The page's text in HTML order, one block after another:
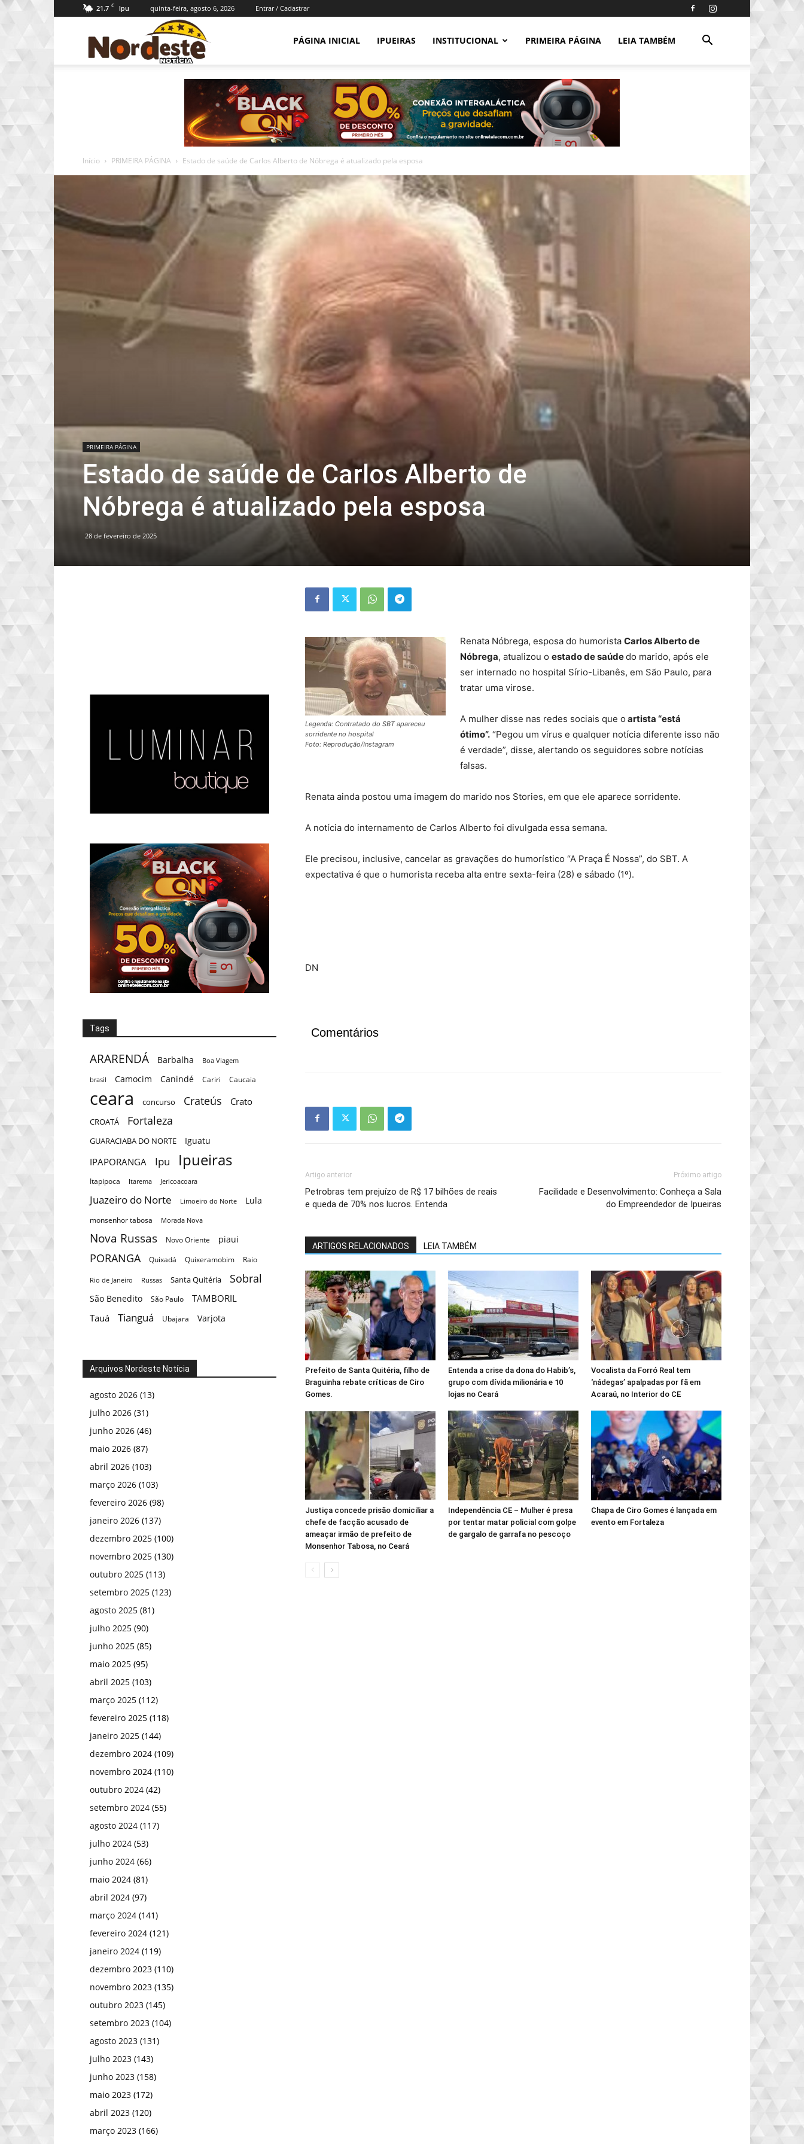
21.7 C Ipu quinta-feira, agosto 6, 2026 Entrar / Cadastrar
Notícia
PÁGINA INICIAL IPUEIRAS INSTITUCIONAL PRIMEIRA PÁGINA LEIA TAMBÉM
Início PRIMEIRA PÁGINA Estado de saúde de Carlos Alberto de Nóbrega é atualizado pela esposa
PRIMEIRA PÁGINA
Estado de saúde de Carlos Alberto de
Nóbrega é atualizado pela esposa
28 de fevereiro de 2025
Legenda: Contratado do SBT apareceu
sorridente no hospital
Foto: Reprodução/Instagram
Renata Nóbrega, esposa do humorista Carlos Alberto de
Nóbrega, atualizou o estado de saúdedo marido, após ele
ser internado no hospital Sírio-Libanês, em São Paulo, para
tratar uma virose.
A mulher disse nas redes sociais que o artista “está
ótimo”. “Pegou um vírus e qualquer notícia diferente isso não
é verdade”, disse, alertando os seguidores sobre notícias
falsas.
Renata ainda postou uma imagem do marido nos Stories, em que ele aparece sorridente.
A notícia do internamento de Carlos Alberto foi divulgada essa semana.
Ele precisou, inclusive, cancelar as gravações do humorístico “A Praça É Nossa”, do SBT. A
expectativa é que o humorista receba alta entre sexta-feira (28) e sábado (1º).
DN
Comentários
Artigo anterior
Petrobras tem prejuízo de R$ 17 bilhões de reais
e queda de 70% nos lucros. Entenda
Próximo artigo
Facilidade e Desenvolvimento: Conheça a Sala
do Empreendedor de Ipueiras
ARTIGOS RELACIONADOS LEIA TAMBÉM
Prefeito de Santa Quitéria, filho de
Braguinha rebate críticas de Ciro
Gomes.
Entenda a crise da dona do Habib’s,
grupo com dívida milionária e 10
lojas no Ceará
Vocalista da Forró Real tem
‘nádegas’ apalpadas por fã em
Acaraú, no Interior do CE
Justiça concede prisão domiciliar a
chefe de facção acusado de
ameaçar irmão de prefeito de
Monsenhor Tabosa, no Ceará
Independência CE – Mulher é presa
por tentar matar policial com golpe
de gargalo de garrafa no pescoço
Chapa de Ciro Gomes é lançada em
evento em Fortaleza
Tags
ARARENDÁ Barbalha Boa Viagem
brasil Camocim Canindé Cariri Caucaia
ceara concurso Crateús Crato
CROATÁ Fortaleza
GUARACIABA DO NORTE Iguatu
IPAPORANGA Ipu Ipueiras
Itapipoca Itarema Jericoacoara
Juazeiro do Norte Limoeiro do Norte Lula
monsenhor tabosa Morada Nova
Nova Russas Novo Oriente piaui
PORANGA Quixadá Quixeramobim Raio
Rio de Janeiro Russas Santa Quitéria Sobral
São Benedito São Paulo
TAMBORIL
Tauá
Tianguá Ubajara Varjota
Arquivos Nordeste Notícia
agosto 2026 (13)
julho 2026 (31)
junho 2026 (46)
maio 2026 (87)
abril 2026 (103)
março 2026 (103)
fevereiro 2026 (98)
janeiro 2026 (137)
dezembro 2025 (100)
novembro 2025 (130)
outubro 2025 (113)
setembro 2025 (123)
agosto 2025 (81)
julho 2025 (90)
junho 2025 (85)
maio 2025 (95)
abril 2025 (103)
março 2025 (112)
fevereiro 2025 (118)
janeiro 2025 (144)
dezembro 2024 (109)
novembro 2024 (110)
outubro 2024 (42)
setembro 2024 (55)
agosto 2024 (117)
julho 2024 (53)
junho 2024 (66)
maio 2024 (81)
abril 2024 (97)
março 2024 (141)
fevereiro 2024 (121)
janeiro 2024 (119)
dezembro 2023 (110)
novembro 2023 (135)
outubro 2023 (145)
setembro 2023 (104)
agosto 2023 (131)
julho 2023 (143)
junho 2023 (158)
maio 2023 (172)
abril 2023 (120)
março 2023 (166)